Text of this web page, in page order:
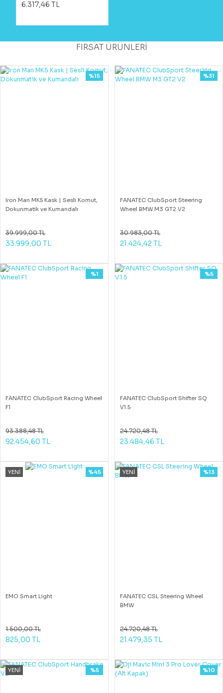
6.317,46 TL
FIRSAT ÜRÜNLERİ
Iron Man MK5 Kask | Sesli Komut,
Dokunmatik ve Kumandalı
%15
39.999,00 TL
33.999,00 TL
FANATEC ClubSport Steering
Wheel BMW M3 GT2 V2
%31
30.983,00 TL
21.424,42 TL
FANATEC ClubSport Racing Wheel
F1
%1
93.388,48 TL
92.454,60 TL
FANATEC ClubSport Shifter SQ
V1.5
%5
24.720,48 TL
23.484,46 TL
YENİ
EMO Smart Light
%45
1.500,00 TL
825,00 TL
YENİ
FANATEC CSL Steering Wheel
BMW
%13
24.720,48 TL
21.479,35 TL
YENİ %5 %10